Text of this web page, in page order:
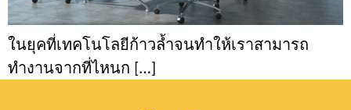
ในยุคที่เทคโนโลยีก้าวล้ำจนทำให้เราสามารถ
ทำงานจากที่ไหนก […]